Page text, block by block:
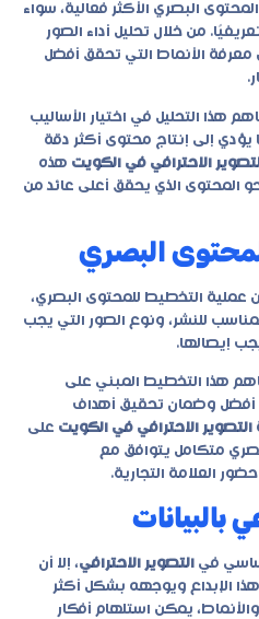
البصري الأكثر فعالية، سواء
من خلال تحليل أداء الصور
الأنماط التي تحقق أفضل
هذا التحليل في اختيار الأساليب
إلى إنتاج محتوى أكثر دقة
الاحترافي في الكويت هذه
المحتوى الذي يحقق أعلى عائد من
البصري
عملية التخطيط للمحتوى البصري،
للنشر، ونوع الصور التي يجب
إيصالها.
هذا التخطيط المبني على
أفضل وضمان تحقيق أهداف
الاحترافي في الكويت على
متكامل يتوافق مع
العلامة التجارية.
بالبيانات
في التصوير الاحترافي، إلا أن
الإبداع ويوجهه بشكل أكثر
يمكن استلهام أفكار